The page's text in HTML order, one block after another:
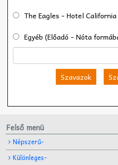
The Eagles - Hotel California
Egyéb (Előadó - Nóta
Szavazok
Felső menü
Népszerű-
Különleges-